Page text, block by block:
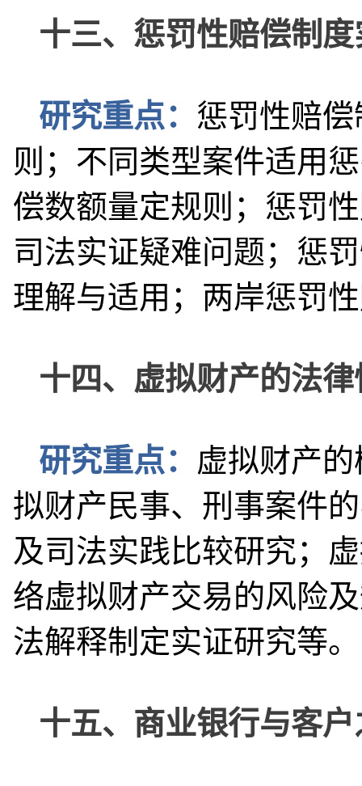
十三、惩罚性赔偿制
研究重点： 惩罚性赔
则；不同类型案件适用
偿数额量定规则；惩罚
司法实证疑难问题；惩
理解与适用；两岸惩罚
十四、虚拟财产的法
研究重点： 虚拟财产
拟财产民事、刑事案件
及司法实践比较研究；
络虚拟财产交易的风险
法解释制定实证研究等。
十五、商业银行与客